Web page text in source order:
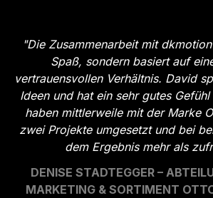
"Die Zusammenarbeit mit
Spaß, sondern basiert auf
vertrauensvollen Verhältnis. David
Ideen und hat ein sehr gutes
haben mittlerweile mit der Marke
zwei Projekte umgesetzt und bei
dem Ergebnis mehr als
DENISE STADTEGGER –
MARKETING & SORTIMENT